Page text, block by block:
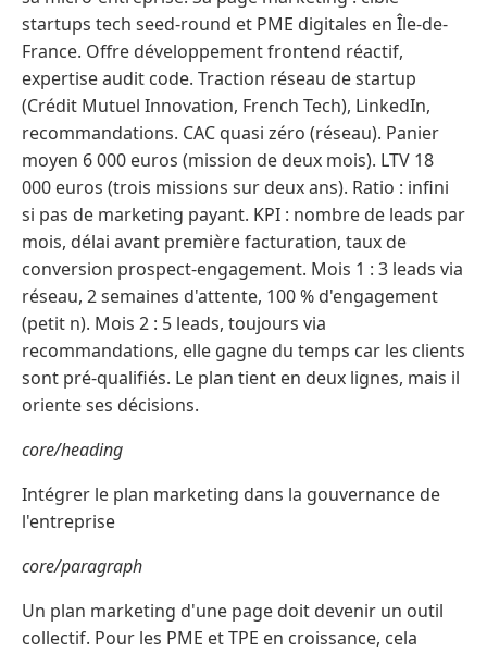
startups tech seed-round et PME digitales en Île-de-
France. Offre développement frontend réactif,
expertise audit code. Traction réseau de startup
(Crédit Mutuel Innovation, French Tech), LinkedIn,
recommandations. CAC quasi zéro (réseau). Panier
moyen 6 000 euros (mission de deux mois). LTV 18
000 euros (trois missions sur deux ans). Ratio : infini
si pas de marketing payant. KPI : nombre de leads par
mois, délai avant première facturation, taux de
conversion prospect-engagement. Mois 1 : 3 leads via
réseau, 2 semaines d'attente, 100 % d'engagement
(petit n). Mois 2 : 5 leads, toujours via
recommandations, elle gagne du temps car les clients
sont pré-qualifiés. Le plan tient en deux lignes, mais il
oriente ses décisions.
core/heading
Intégrer le plan marketing dans la gouvernance de
l'entreprise
core/paragraph
Un plan marketing d'une page doit devenir un outil
collectif. Pour les PME et TPE en croissance, cela